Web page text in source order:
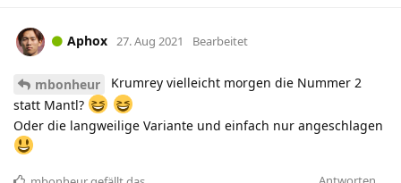
Aphox 27. Aug 2021 Bearbeitet
mbonheur
Krumrey vielleicht morgen die Nummer 2
statt Mantl?
Oder die langweilige Variante und einfach nur angeschlagen